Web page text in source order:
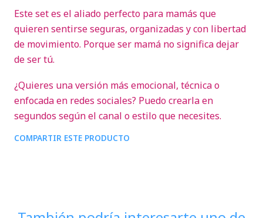
Este set es el aliado perfecto para mamás que
quieren sentirse seguras, organizadas y con libertad
de movimiento. Porque ser mamá no significa dejar
de ser tú.
¿Quieres una versión más emocional, técnica o
enfocada en redes sociales? Puedo crearla en
segundos según el canal o estilo que necesites.
COMPARTIR ESTE PRODUCTO